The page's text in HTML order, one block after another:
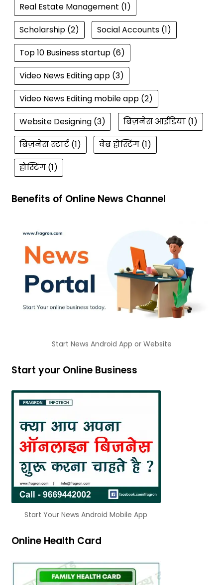
Real Estate Management (1)
Scholarship(2) Social Accounts(1)
Top 10 Business startup(6)
Video News Editing app(3)
Video News Editing mobile app(2)
Website Designing(3) बिज़नेस आईडिया(1)
बिज़नेस स्टार्ट(1) वेब होस्टिंग(1)
होस्टिंग(1)
Benefits of Online News Channel
Start News Android App or Website
Start your Online Business
Start Your News Android Mobile App
Online Health Card